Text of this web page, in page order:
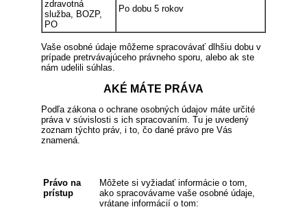
zdravotná
služba, BOZP,
PO
Po dobu 5 rokov
Vaše osobné údaje môžeme spracovávať dlhšiu dobu v
prípade pretrvávajúceho právneho sporu, alebo ak ste
nám udelili súhlas.
AKÉ MÁTE PRÁVA
Podľa zákona o ochrane osobných údajov máte určité
práva v súvislosti s ich spracovaním. Tu je uvedený
zoznam týchto práv, i to, čo dané právo pre Vás
znamená.
Právo na
prístup
Môžete si vyžiadať informácie o tom,
ako spracovávame vaše osobné údaje,
vrátane informácií o tom: